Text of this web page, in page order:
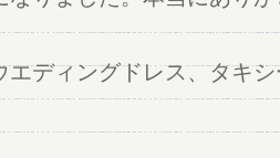
エディングドレス、タキ